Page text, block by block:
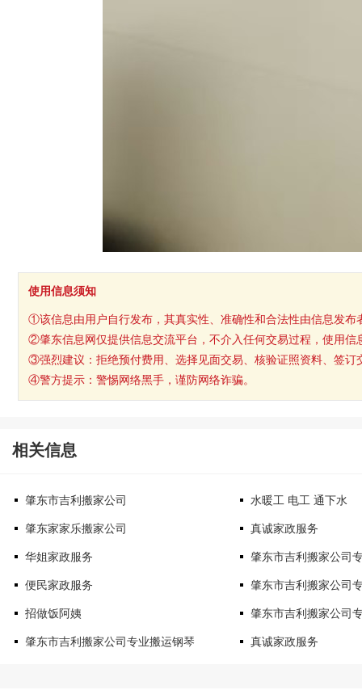
使用信息须知
①该信息由用户自行发布，其真实性、准确性和合法性由信息发布
②肇东信息网仅提供信息交流平台，不介入任何交易过程，使用信
③强烈建议：拒绝预付费用、选择见面交易、核验证照资料、签订
④警方提示：警惕网络黑手，谨防网络诈骗。
相关信息
肇东市吉利搬家公司 水暖工 电工 通下水
肇东家家乐搬家公司 真诚家政服务
华姐家政服务 肇东市吉利搬家公司
便民家政服务 肇东市吉利搬家公司
招做饭阿姨 肇东市吉利搬家公司
肇东市吉利搬家公司专业搬运钢琴 真诚家政服务